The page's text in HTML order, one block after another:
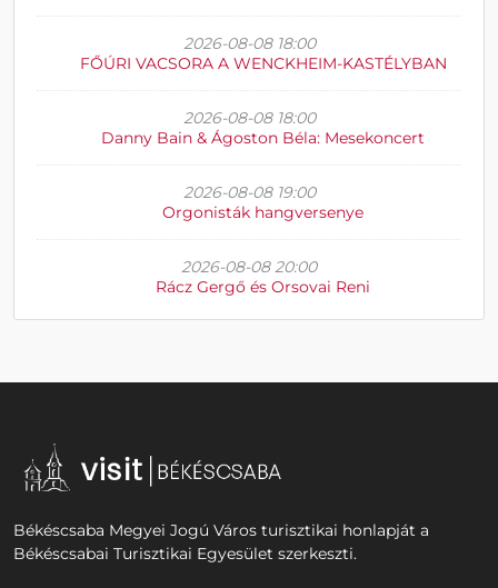
2026-08-08 18:00
FŐÚRI VACSORA A WENCKHEIM-KASTÉLYBAN
2026-08-08 18:00
Danny Bain & Ágoston Béla: Mesekoncert
2026-08-08 19:00
Orgonisták hangversenye
2026-08-08 20:00
Rácz Gergő és Orsovai Reni
Békéscsaba Megyei Jogú Város turisztikai honlapját a
Békéscsabai Turisztikai Egyesület szerkeszti.